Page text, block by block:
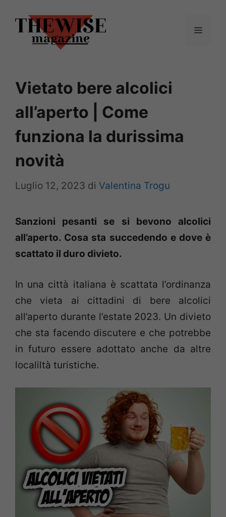
contenuto
Menu
Vietato bere alcolici
all’aperto | Come
funziona la durissima
novità
Luglio 12, 2023 di Valentina Trogu
Sanzioni pesanti se si bevono alcolici
all’aperto. Cosa sta succedendo e dove è
scattato il duro divieto.
In una città italiana è scattata l’ordinanza
che vieta ai cittadini di bere alcolici
all’aperto durante l’estate 2023. Un divieto
che sta facendo discutere e che potrebbe
in futuro essere adottato anche da altre
localiltà turistiche.